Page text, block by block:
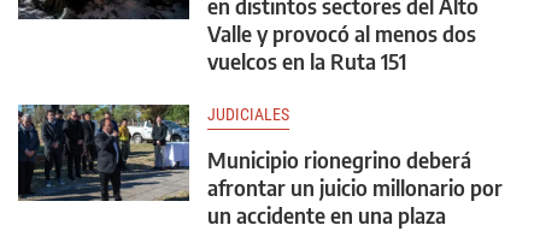
en distintos sectores del Alto
Valle y provocó al menos dos
vuelcos en la Ruta 151
JUDICIALES
Municipio rionegrino deberá
afrontar un juicio millonario por
un accidente en una plaza